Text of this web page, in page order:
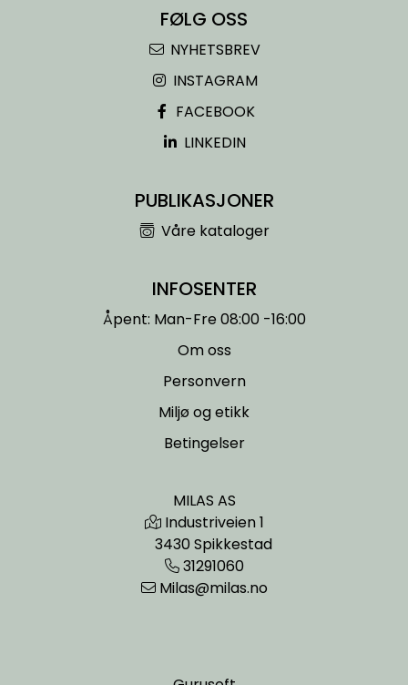
FØLG OSS
NYHETSBREV
INSTAGRAM
FACEBOOK
LINKEDIN
PUBLIKASJONER
Våre kataloger
INFOSENTER
Åpent: Man-Fre 08:00 -16:00
Om oss
Personvern
Miljø og etikk
Betingelser
MILAS AS
Industriveien 1
3430 Spikkestad
31291060
Milas@milas.no